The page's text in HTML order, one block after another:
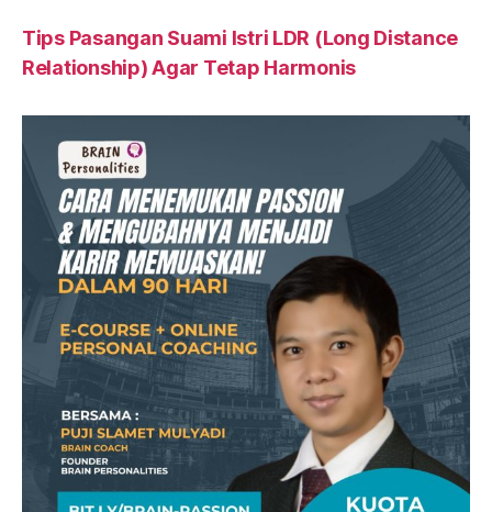
Tips Pasangan Suami Istri LDR (Long Distance
Relationship) Agar Tetap Harmonis